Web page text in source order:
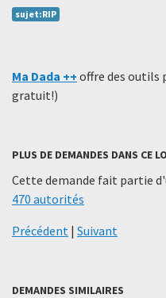
sujet:RIP
Ma Dada ++ offre des outils
gratuit!)
PLUS DE DEMANDES DANS CE
Cette demande fait partie
470 autorités
Précédent | Suivant
DEMANDES SIMILAIRES